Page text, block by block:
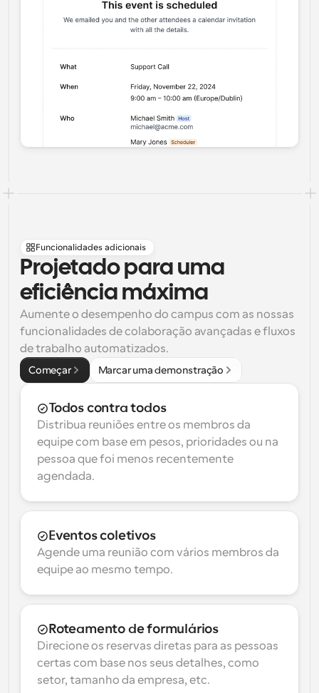
Funcionalidades adicionais
Projetado para uma
eficiência máxima
Aumente o desempenho do campus com as nossas
funcionalidades de colaboração avançadas e fluxos
de trabalho automatizados.
Começar Marcar uma demonstração
Todos contra todos
Distribua reuniões entre os membros da
equipe com base em pesos, prioridades ou na
pessoa que foi menos recentemente
agendada.
Eventos coletivos
Agende uma reunião com vários membros da
equipe ao mesmo tempo.
Roteamento de formulários
Direcione os reservas diretas para as pessoas
certas com base nos seus detalhes, como
setor, tamanho da empresa, etc.